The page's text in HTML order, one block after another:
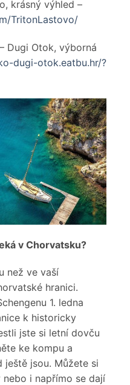
krásný výhled –
TritonLastovo/
Dugi Otok, výborná
dugi-otok.eatbu.hr/?
v Chorvatsku?
než ve vaší
hranici.
1. ledna
k historicky
jste si letní dovču
ke kompu a
jsou. Můžete si
i napřímo se dají